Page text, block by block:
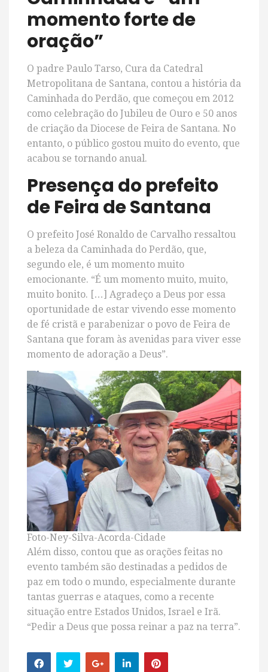
momento forte de
oração”
O padre Paulo Tarso, Cura da Catedral
Metropolitana de Santana, contou a história da
Caminhada do Perdão, que começou em 2012
como celebração do Jubileu de Ouro e 50 anos
de criação da Diocese de Feira de Santana. No
entanto, o público gostou muito do evento, que
acabou se tornando anual.
Presença do prefeito
de Feira de Santana
O prefeito José Ronaldo de Carvalho ressaltou
a beleza da Caminhada do Perdão, que,
segundo ele, é um momento muito
emocionante. “É um momento muito, muito,
muito bonito. […] Agradeço a Deus por essa
oportunidade de estar vivendo esse momento
de fé cristã e parabenizar o povo de Feira de
Santana que foram às avenidas para viver esse
momento de adoração a Deus”.
Foto-Ney-Silva-Acorda-Cidade
Além disso, contou que as orações feitas no
evento também são destinadas a pedidos de
paz em todo o mundo, especialmente durante
tantas guerras e ataques, como a recente
situação entre Estados Unidos, Israel e Irã.
“Pedir a Deus que possa reinar a paz na terra”.